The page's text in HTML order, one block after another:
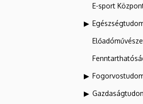
E-sport